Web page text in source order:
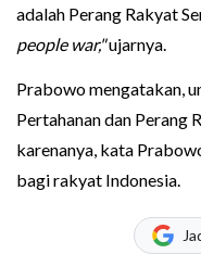
adalah Perang Rakyat
people war,"ujarnya.
Prabowo mengatakan,
Pertahanan dan Perang
karenanya, kata
bagi rakyat Indonesia.